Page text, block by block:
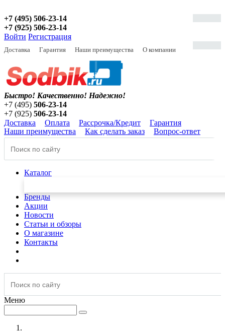
+7 (495) 506-23-14
+7 (925) 506-23-14
Войти Регистрация
Доставка Гарантия Наши преимущества О компании
Быстро! Качественно! Надежно!
+7 (495) 506-23-14
+7 (925) 506-23-14
Доставка
Оплата Рассрочка/Кредит
Гарантия
Наши преимущества
Как сделать заказ Вопрос-ответ
Каталог
Бренды
Акции
Новости
Статьи и обзоры
О магазине
Контакты
Меню